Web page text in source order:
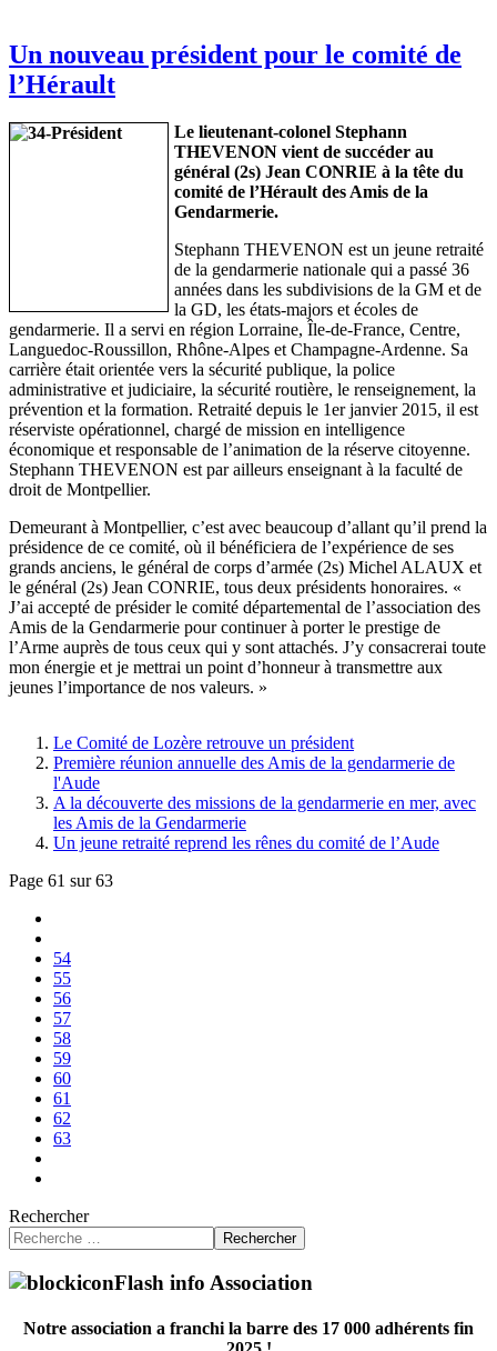
Un nouveau président pour le comité de
l’Hérault
Le lieutenant-colonel Stephann
THEVENON vient de succéder au
général (2s) Jean CONRIE à la tête du
comité de l’Hérault des Amis de la
Gendarmerie.
Stephann THEVENON est un jeune retraité
de la gendarmerie nationale qui a passé 36
années dans les subdivisions de la GM et de
la GD, les états-majors et écoles de
gendarmerie. Il a servi en région Lorraine, Île-de-France, Centre,
Languedoc-Roussillon, Rhône-Alpes et Champagne-Ardenne. Sa
carrière était orientée vers la sécurité publique, la police
administrative et judiciaire, la sécurité routière, le renseignement, la
prévention et la formation. Retraité depuis le 1er janvier 2015, il est
réserviste opérationnel, chargé de mission en intelligence
économique et responsable de l’animation de la réserve citoyenne.
Stephann THEVENON est par ailleurs enseignant à la faculté de
droit de Montpellier.
Demeurant à Montpellier, c’est avec beaucoup d’allant qu’il prend la
présidence de ce comité, où il bénéficiera de l’expérience de ses
grands anciens, le général de corps d’armée (2s) Michel ALAUX et
le général (2s) Jean CONRIE, tous deux présidents honoraires. «
J’ai accepté de présider le comité départemental de l’association des
Amis de la Gendarmerie pour continuer à porter le prestige de
l’Arme auprès de tous ceux qui y sont attachés. J’y consacrerai toute
mon énergie et je mettrai un point d’honneur à transmettre aux
jeunes l’importance de nos valeurs. »
Le Comité de Lozère retrouve un président
Première réunion annuelle des Amis de la gendarmerie de
l'Aude
A la découverte des missions de la gendarmerie en mer, avec
les Amis de la Gendarmerie
Un jeune retraité reprend les rênes du comité de l’Aude
Page 61 sur 63
54
55
56
57
58
59
60
61
62
63
Rechercher
Rechercher
Flash info Association
Notre association a franchi la barre des 17 000 adhérents fin